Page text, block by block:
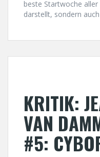
beste Startwoche
darstellt, sondern
KRITIK:
VAN
#5: